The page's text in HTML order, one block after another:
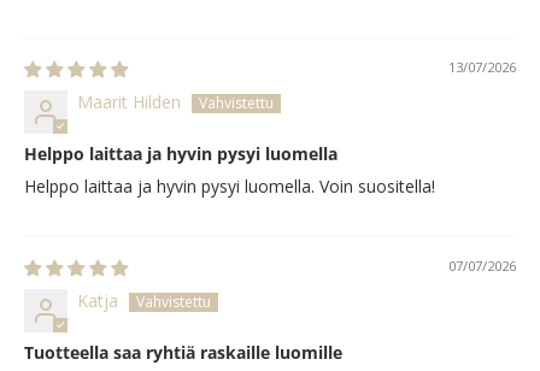
13/07/2026
Maarit Hilden
Helppo laittaa ja hyvin pysyi luomella
Helppo laittaa ja hyvin pysyi luomella. Voin suositella!
07/07/2026
Katja
Tuotteella saa ryhtiä raskaille luomille